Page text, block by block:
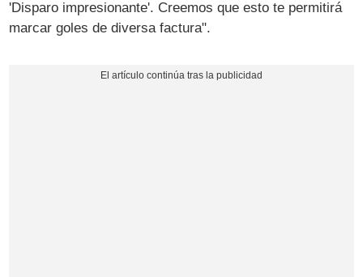
'Disparo impresionante'. Creemos que esto te permitirá
marcar goles de diversa factura".